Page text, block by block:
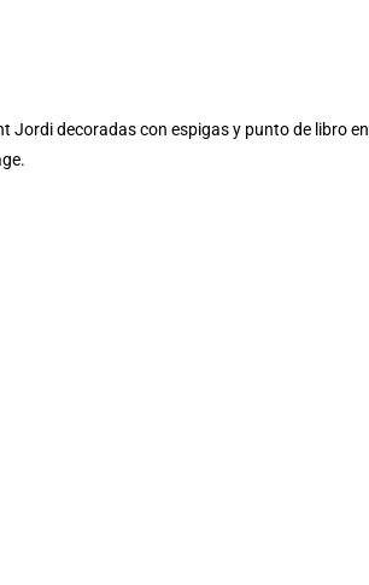
Jordi decoradas con espigas y punto de libro en